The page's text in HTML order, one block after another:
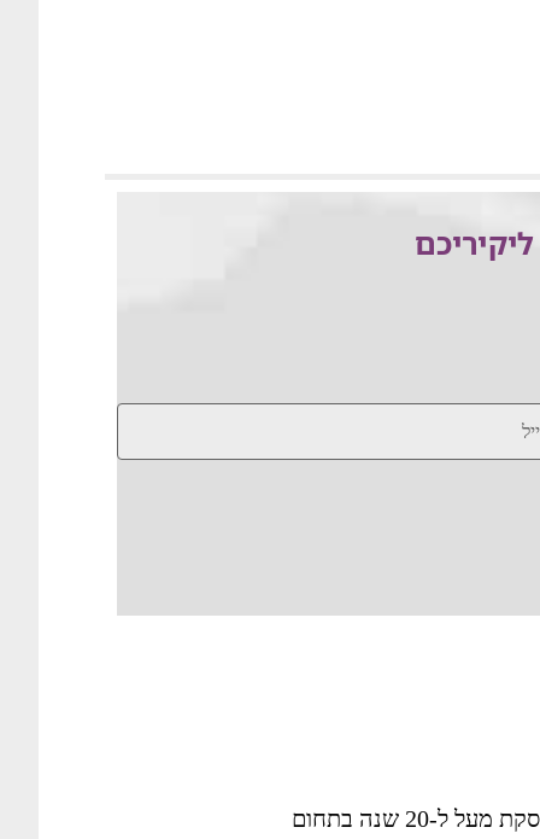
שלום, שמי חיה רמתי, ואני עוסקת מעל ל-20 שנה בתחום